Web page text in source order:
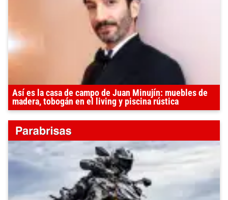
Así es la casa de campo de Juan Minujín: muebles de
madera, tobogán en el living y piscina rústica